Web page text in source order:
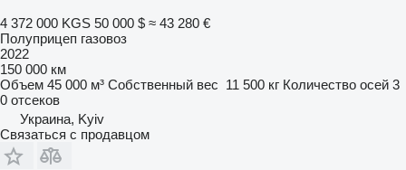
4 372 000 KGS 50 000 $ ≈ 43 280 €
Полуприцеп газовоз
2022
150 000 км
Объем 45 000 м³ Собственный вес 11 500 кг Количество осей 3
0 отсеков
Украина, Kyiv
Связаться с продавцом